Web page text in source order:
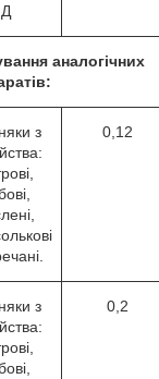
Д
аналогічних
з
0,12
з
0,2